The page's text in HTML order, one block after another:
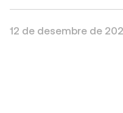
12 de desembre de